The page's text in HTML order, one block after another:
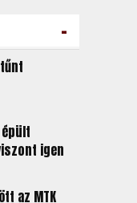
-
igen
az MTK